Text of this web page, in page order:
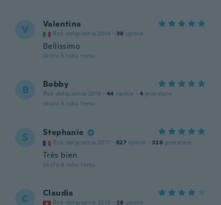
V Valentina
Rok dołączenia 2014 · 38 opinie
Bellissimo
około 6 roku temu
B Bobby
Rok dołączenia 2018 · 44 opinie · 4 przesłane
około 6 roku temu
S Stephanie
Rok dołączenia 2017 · 827 opinie · 326 przesłane
Très bien
około 6 roku temu
C Claudia
Rok dołączenia 2018 · 28 opinie